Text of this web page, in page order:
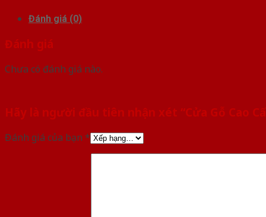
Đánh giá (0)
Đánh giá
Chưa có đánh giá nào.
Hãy là người đầu tiên nhận xét “Cửa Gỗ Cao
Đánh giá của bạn *